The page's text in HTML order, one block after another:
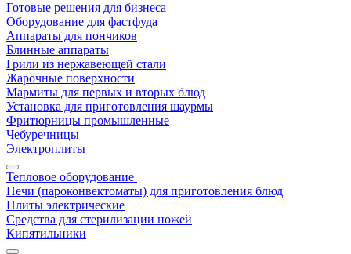
Готовые решения для бизнеса
Оборудование для фастфуда
Аппараты для пончиков
Блинные аппараты
Грили из нержавеющей стали
Жарочные поверхности
Мармиты для первых и вторых блюд
Установка для приготовления шаурмы
Фритюрницы промышленные
Чебуречницы
Электроплиты
Тепловое оборудование
Печи (пароконвектоматы) для приготовления блюд
Плиты электрические
Средства для стерилизации ножей
Кипятильники